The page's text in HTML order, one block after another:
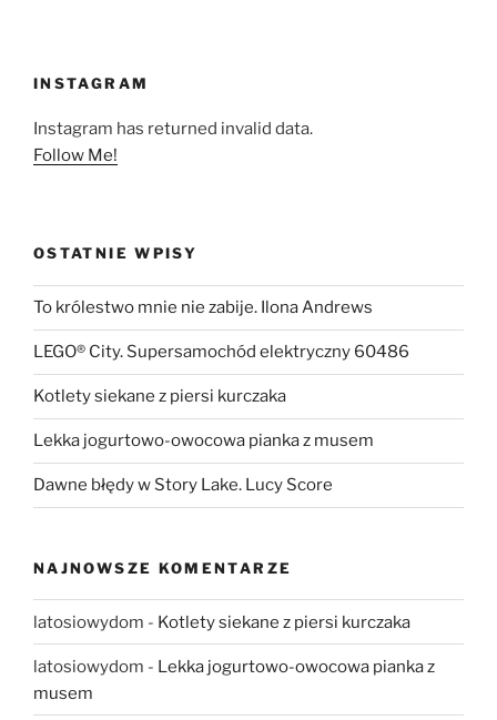
INSTAGRAM
Instagram has returned invalid data.
Follow Me!
OSTATNIE WPISY
To królestwo mnie nie zabije. Ilona Andrews
LEGO® City. Supersamochód elektryczny 60486
Kotlety siekane z piersi kurczaka
Lekka jogurtowo-owocowa pianka z musem
Dawne błędy w Story Lake. Lucy Score
NAJNOWSZE KOMENTARZE
latosiowydom - Kotlety siekane z piersi kurczaka
latosiowydom - Lekka jogurtowo-owocowa pianka z
musem